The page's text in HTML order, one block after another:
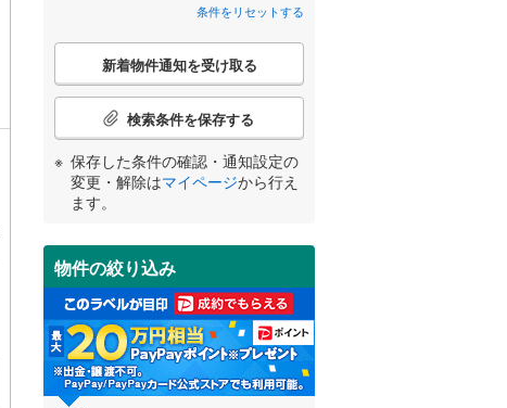
条件をリセットする
こ
検
条
件
受
け
取
る
・
条
件
を
新着物件通知を受け取る
検索条件を保存する
保存した条件の確認・通知設定の
変更・解除はマイページから行え
ます。
物件の絞り込み
条件をリセットする
条件をリセットする
条件をリセットする
条件をリセットする
条件をリセットする
小学校まで1km以内（ 0）
間取り変更可能
3階建て以上（0）
条件をリセットする